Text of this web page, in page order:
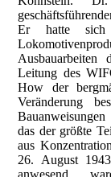
Er hatte
Ausbauarbeiten
Leitung des
How der
Veränderung
das der größte
aus
26. August
anwesend